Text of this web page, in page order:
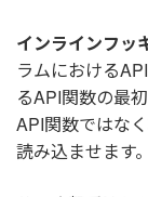
インラインフッ
ラムにおける
るAPI関数の最
API関数ではな
読み込ませます。